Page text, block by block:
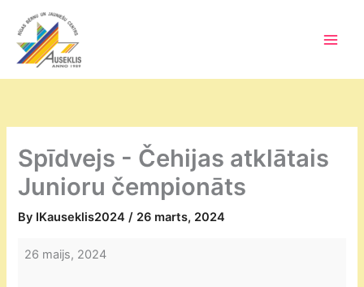
content
Spīdvejs - Čehijas atklātais
Junioru čempionāts
By IKauseklis2024/ 26 marts, 2024
Spīdvejs
26 maijs, 2024